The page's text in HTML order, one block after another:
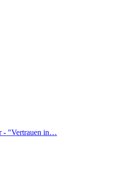
- "Vertrauen in…